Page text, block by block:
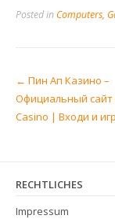
Posted in Computers,
Post
← Пин Ап Казино –
Официальный сайт
Casino | Входи и
RECHTLICHES
Impressum